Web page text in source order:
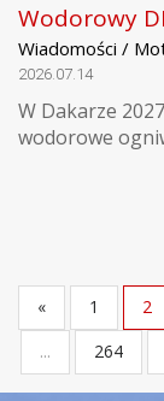
Wodorowy
Wiadomości /
2026.07.14
W Dakarze
wodorowe
« 1 2
...
264